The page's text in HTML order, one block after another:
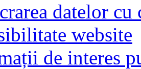
datelor cu
website
de interes